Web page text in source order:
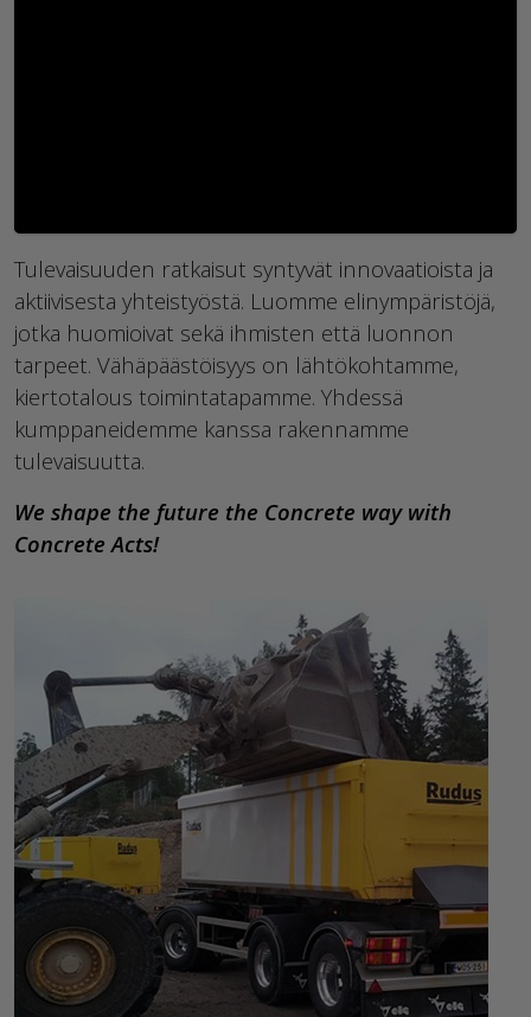
Tulevaisuuden ratkaisut syntyvät innovaatioista ja
aktiivisesta yhteistyöstä. Luomme elinympäristöjä,
jotka huomioivat sekä ihmisten että luonnon
tarpeet. Vähäpäästöisyys on lähtökohtamme,
kiertotalous toimintatapamme. Yhdessä
kumppaneidemme kanssa rakennamme
tulevaisuutta.
We shape the future the Concrete way with
Concrete Acts!